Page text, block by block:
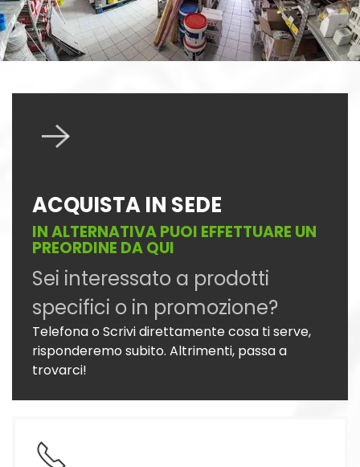
ACQUISTA IN SEDE
IN ALTERNATIVA PUOI EFFETTUARE UN
PREORDINE DA QUI
Sei interessato a prodotti
specifici o in promozione?
Telefona o Scrivi direttamente cosa ti serve,
risponderemo subito. Altrimenti, passa a
trovarci!